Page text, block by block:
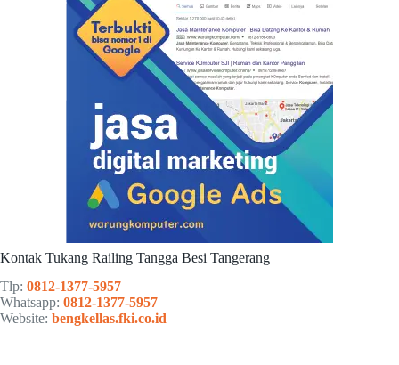
Kontak Tukang Railing Tangga Besi Tangerang
Tlp: 0812-1377-5957
Whatsapp: 0812-1377-5957
Website: bengkellas.fki.co.id